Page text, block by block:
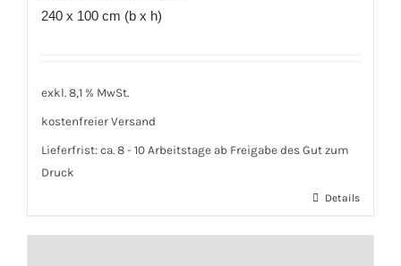
240 x 100 cm (b x h)
exkl. 8,1 % MwSt.
kostenfreier Versand
Lieferfrist: ca. 8 - 10 Arbeitstage ab Freigabe des Gut zum
Druck
Details